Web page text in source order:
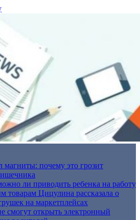
магниты: почему это грозит
ли приводить ребенка на работу
товарам Цицулина рассказала о
на маркетплейсах
смогут открыть электронный